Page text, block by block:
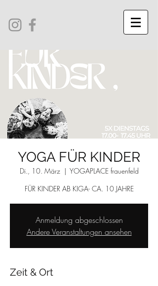
YOGA FÜR KINDER
Di., 10. März
  |
YOGAPLACE frauenfeld
FÜR KINDER AB KIGA- CA. 10 JAHRE
Anmeldung abgeschlossen
Andere Veranstaltungen ansehen
Zeit & Ort